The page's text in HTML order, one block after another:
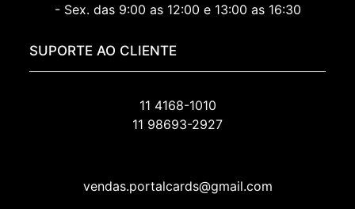
- Sex. das 9:00 as 12:00 e 13:00 as 16:30
SUPORTE AO CLIENTE
11 4168-1010
11 98693-2927
vendas.portalcards@gmail.com